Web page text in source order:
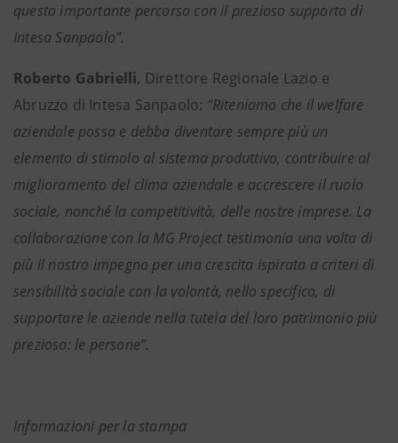
questo importante percorso con il prezioso supporto di
Intesa Sanpaolo”.
Roberto Gabrielli, Direttore Regionale Lazio e
Abruzzo di Intesa Sanpaolo: “Riteniamo che il welfare
aziendale possa e debba diventare sempre più un
elemento di stimolo al sistema produttivo, contribuire al
miglioramento del clima aziendale e accrescere il ruolo
sociale, nonché la competitività, delle nostre imprese. La
collaborazione con la MG Project testimonia una volta di
più il nostro impegno per una crescita ispirata a criteri di
sensibilità sociale con la volontà, nello specifico, di
supportare le aziende nella tutela del loro patrimonio più
prezioso: le persone”.
Informazioni per la stampa